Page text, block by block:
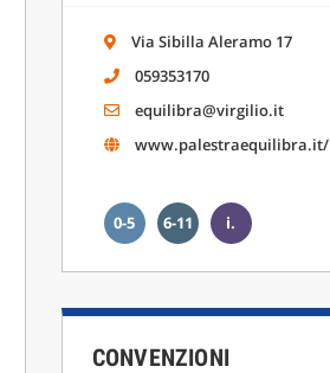
Via Sibilla Aleramo 17
059353170
equilibra@virgilio.it
www.palestraequilibra.it/
0-5 6-11 i.
CONVENZIONI